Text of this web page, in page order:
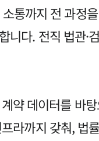
통까지 전 과정
다. 전직 법관·
약 데이터를 바
라까지 갖춰, 법